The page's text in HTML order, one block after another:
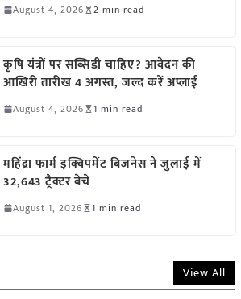
August 4, 2026 2 min read
कृषि यंत्रों पर सब्सिडी चाहिए? आवेदन की
आखिरी तारीख 4 अगस्त, जल्द करें अप्लाई
August 4, 2026 1 min read
महिंद्रा फार्म इक्विपमेंट बिजनेस ने जुलाई में
32,643 ट्रैक्टर बेचे
August 1, 2026 1 min read
View All